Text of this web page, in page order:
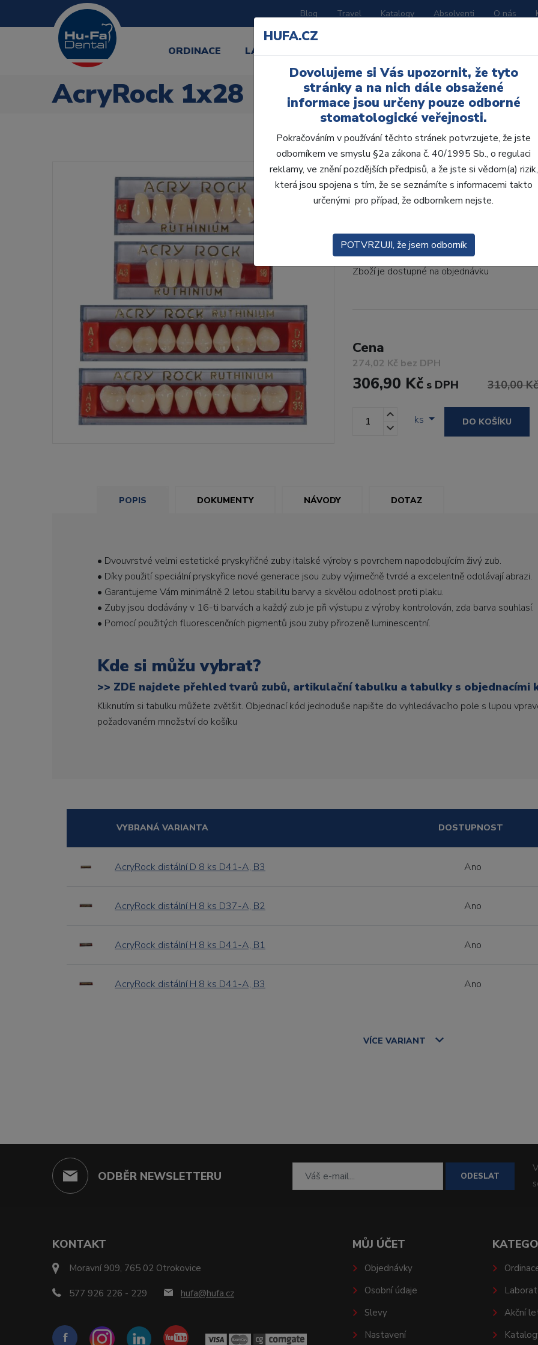
Blog Travel Katalogy Absolventi O nás
ORDINACE LABORATOŘ
AcryRock 1x28
AcryRock 1x28 S68-
• Dvouvrstvé velmi estetické pryskyřičné
zub.• Díky použití speciální pryskyřice
Kód produktu: 803825
Zboží je dostupné na objednávku
Cena
274,02 Kč bez DPH
306,90 Kč s DPH 310,00 Kč
ks DO KOŠÍKU
POPIS DOKUMENTY NÁVODY DOTAZ
• Dvouvrstvé velmi estetické pryskyřičné zuby italské výroby s povrchem napodobujícím živý zub.
• Díky použití speciální pryskyřice nové generace jsou zuby výjimečně tvrdé a excelentně odolávají abrazi.
• Garantujeme Vám minimálně 2 letou stabilitu barvy a skvělou odolnost proti plaku.
• Zuby jsou dodávány v 16-ti barvách a každý zub je při výstupu z výroby kontrolován, zda barva souhlasí.
• Pomocí použitých fluorescenčních pigmentů jsou zuby přirozeně luminescentní.
Kde si můžu vybrat?
>> ZDE najdete přehled tvarů zubů, artikulační tabulku a tabulky s objednacími
Kliknutím si tabulku můžete zvětšit. Objednací kód jednoduše napište do vyhledávacího pole s lupou
požadovaném množství do košíku
VYBRANÁ VARIANTA DOSTUPNOST
AcryRock distální D 8 ks D41-A, B3 Ano
AcryRock distální H 8 ks D37-A, B2 Ano
AcryRock distální H 8 ks D41-A, B1 Ano
AcryRock distální H 8 ks D41-A, B3 Ano
VÍCE VARIANT
ODBĚR NEWSLETTERU ODESLAT
KONTAKT
Moravní 909, 765 02 Otrokovice
577 926 226 - 229 hufa@hufa.cz
MŮJ ÚČET
Objednávky
Osobní údaje
Slevy
Nastavení
Akční
HUFA.CZ
Dovolujeme si Vás upozornit, že tyto
stránky a na nich dále obsažené
informace jsou určeny pouze odborné
stomatologické veřejnosti.
Pokračováním v používání těchto stránek potvrzujete, že jste
odborníkem ve smyslu §2a zákona č. 40/1995 Sb., o regulaci
reklamy, ve znění pozdějších předpisů, a že jste si vědom(a) rizik,
která jsou spojena s tím, že se seznámíte s informacemi takto
určenými pro případ, že odborníkem nejste.
POTVRZUJI, že jsem odborník